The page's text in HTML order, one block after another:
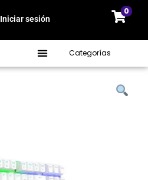
Iniciar sesión
0
Categorías